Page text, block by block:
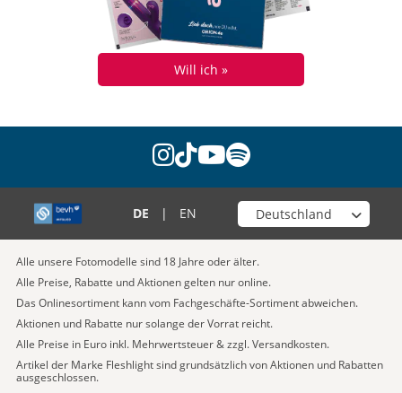
Will ich »
instagram
tiktok
youtube
spotify
DE | EN Wähle deinen Shop
Alle unsere Fotomodelle sind 18 Jahre oder älter.
Alle Preise, Rabatte und Aktionen gelten nur online.
Das Onlinesortiment kann vom Fachgeschäfte-Sortiment abweichen.
Aktionen und Rabatte nur solange der Vorrat reicht.
Alle Preise in Euro inkl. Mehrwertsteuer & zzgl. Versandkosten.
Artikel der Marke Fleshlight sind grundsätzlich von Aktionen und Rabatten
ausgeschlossen.